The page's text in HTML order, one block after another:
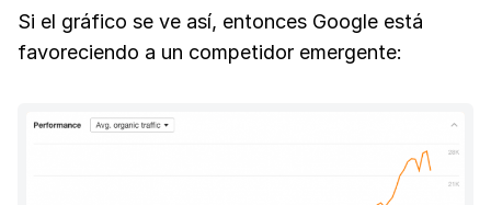
Si el gráfico se ve así, entonces Google está
favoreciendo a un competidor emergente: